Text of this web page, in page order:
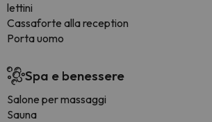
lettini
Cassaforte alla reception
Porta uomo
Spa e benessere
Salone per massaggi
Sauna